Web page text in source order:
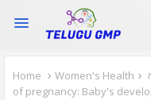
Home Women's Health
of pregnancy: Baby's